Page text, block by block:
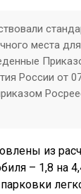
места
России от
из
– 1,8 на